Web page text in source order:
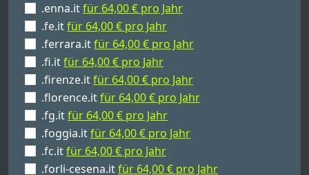
.enna.itfür 64,00 € pro Jahr
.fe.itfür 64,00 € pro Jahr
.ferrara.itfür 64,00 € pro Jahr
.fi.itfür 64,00 € pro Jahr
.firenze.itfür 64,00 € pro Jahr
.florence.itfür 64,00 € pro Jahr
.fg.itfür 64,00 € pro Jahr
.foggia.itfür 64,00 € pro Jahr
.fc.itfür 64,00 € pro Jahr
.forli-cesena.itfür 64,00 € pro Jahr